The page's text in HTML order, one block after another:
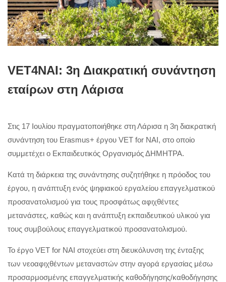
VET4NAI: 3η Διακρατική συνάντηση
εταίρων στη Λάρισα
Στις 17 Ιουλίου πραγματοποιήθηκε στη Λάρισα η 3η διακρατική
συνάντηση του Erasmus+ έργου VET for NAI, στο οποίο
συμμετέχει ο Εκπαιδευτικός Οργανισμός ΔΗΜΗΤΡΑ.
Κατά τη διάρκεια της συνάντησης συζητήθηκε η πρόοδος του
έργου, η ανάπτυξη ενός ψηφιακού εργαλείου επαγγελματικού
προσανατολισμού για τους προσφάτως αφιχθέντες
μετανάστες, καθώς και η ανάπτυξη εκπαιδευτικού υλικού για
τους συμβούλους επαγγελματικού προσανατολισμού.
Το έργο VET for NAI στοχεύει στη διευκόλυνση της ένταξης
των νεοαφιχθέντων μεταναστών στην αγορά εργασίας μέσω
προσαρμοσμένης επαγγελματικής καθοδήγησης/καθοδήγησης